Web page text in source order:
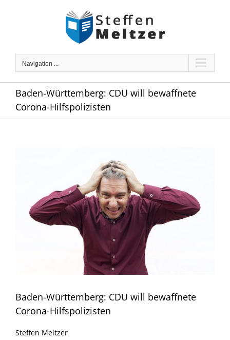
Navigation ...
Baden-Württemberg: CDU will bewaffnete
Corona-Hilfspolizisten
Baden-Württemberg: CDU will bewaffnete
Corona-Hilfspolizisten
Steffen Meltzer